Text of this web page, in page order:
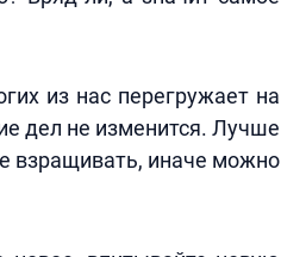
из нас перегружает на
дел не изменится. Лучше
взращивать, иначе можно